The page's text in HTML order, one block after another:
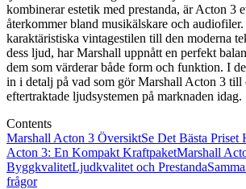
kombinerar estetik med prestanda, är Acton 3
återkommer bland musikälskare och audiofiler.
karaktäristiska vintagestilen till den moderna
dess ljud, har Marshall uppnått en perfekt
dem som värderar både form och funktion. I
in i detalj på vad som gör Marshall Acton 3 till
eftertraktade ljudsystemen på marknaden idag.
Contents
Marshall Acton 3 ÖversiktSe Det Bästa Priset
Acton 3: En Kompakt KraftpaketMarshall
ByggkvalitetLjudkvalitet och Prestanda
frågor